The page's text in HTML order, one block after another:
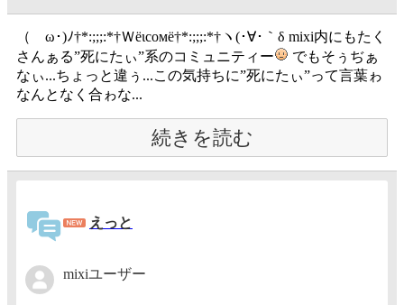
（ゝω･)ﾉ†*:;;;:*†Ｗёιсοмё†*:;;;:*†ヽ(･∀･｀δ mixi内にもたく
さんぁる”死にたぃ”系のコミュニティー
でもそぅぢぁ
なぃ...ちょっと違ぅ...この気持ちに”死にたぃ”って言葉ゎ
なんとなく合ゎな...
続きを読む
えっと
mixiユーザー